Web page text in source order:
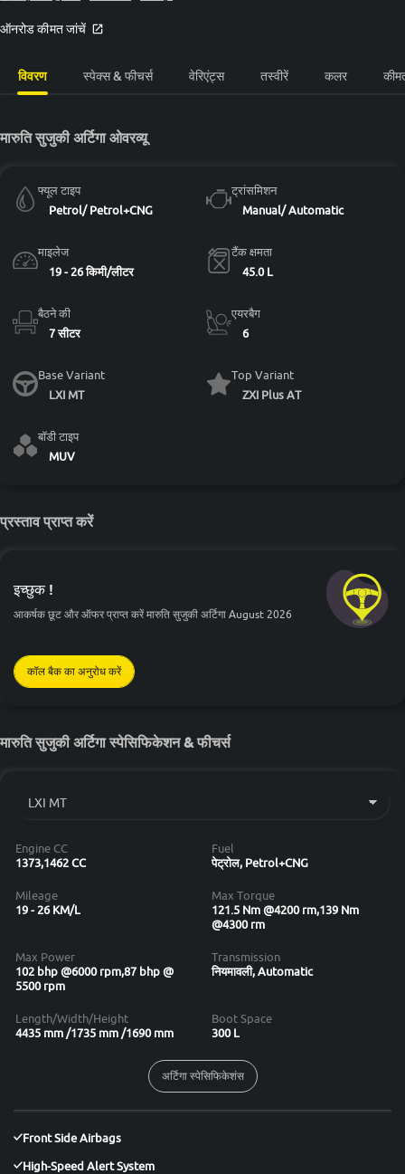
ऑनरोड कीमत जांचें
विवरण स्पेक्स & फीचर्स वेरिएंट्स तस्वीरें कलर
मारुति सुजुकी अर्टिगा ओवरव्यू
फ्यूल टाइप
Petrol/ Petrol+CNG
ट्रांसमिशन
Manual/ Automatic
माइलेज
19 - 26 किमी/लीटर
टैंक क्षमता
45.0 L
बैठने की
7 सीटर
एयरबैग
6
Base Variant
LXI MT
Top Variant
ZXI Plus AT
बॉडी टाइप
MUV
प्रस्ताव प्राप्त करें
इच्छुक !
आकर्षक छूट और ऑफर प्राप्त करें मारुति सुजुकी अर्टिगा August 2026
कॉल बैक का अनुरोध करें
मारुति सुजुकी अर्टिगा स्पेसिफिकेशन & फीचर्स
Engine CC
1373,1462 CC
Fuel
पेट्रोल, Petrol+CNG
Mileage
19 - 26 KM/L
Max Torque
121.5 Nm @4200 rm,139 Nm
@4300 rm
Max Power
102 bhp @6000 rpm,87 bhp @
5500 rpm
Transmission
नियमावली, Automatic
Length/Width/Height
4435 mm /1735 mm /1690 mm
Boot Space
300 L
अर्टिगा स्पेसिफिकेशंस
Front Side Airbags
High-Speed Alert System